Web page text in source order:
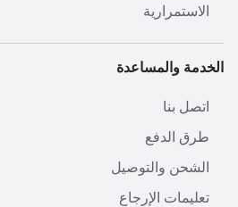
الاستمرارية
الخدمة والمساعدة
اتصل بنا
طرق الدفع
الشحن والتوصيل
تعليمات الإرجاع